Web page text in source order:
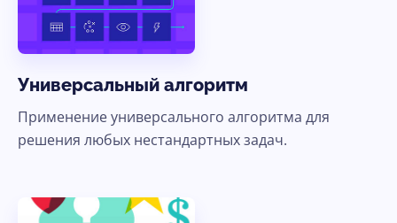
Универсальный алгоритм
Применение универсального алгоритма для
решения любых нестандартных задач.